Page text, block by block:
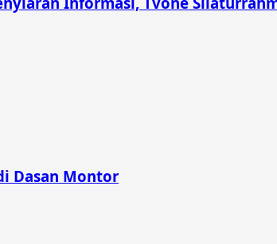
Dasan Montor